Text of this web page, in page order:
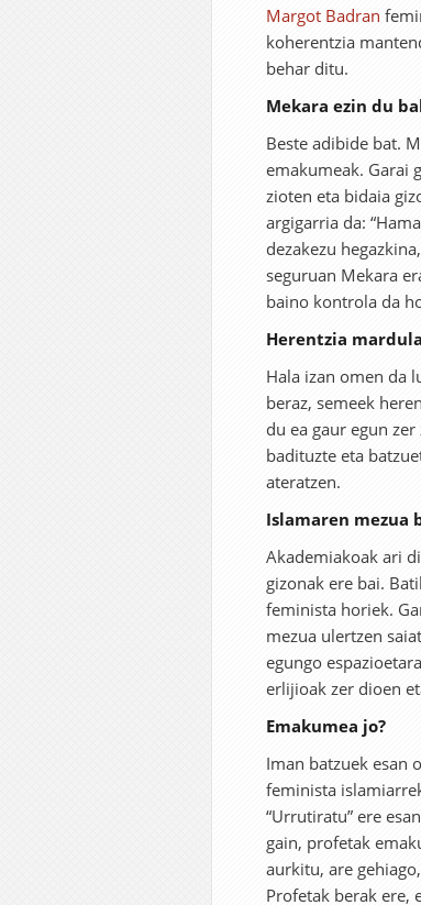
Margot Badran
koherentzia
behar ditu.
Mekara ezin du
Beste adibide bat.
emakumeak. Garai
zioten eta bidaia
argigarria da:
dezakezu
seguruan Mekara
baino kontrola da
Herentzia
Hala izan omen da
beraz, semeek
du ea gaur egun
badituzte eta
ateratzen.
Islamaren
Akademiakoak ari
gizonak ere bai.
feminista horiek.
mezua ulertzen
egungo
erlijioak zer dioen
Emakumea jo?
Iman batzuek esan
feminista
“Urrutiratu” ere
gain, profetak
aurkitu, are
Profetak berak ere,